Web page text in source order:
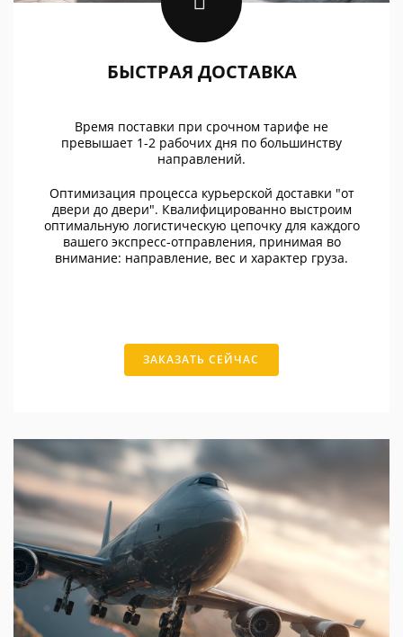
БЫСТРАЯ ДОСТАВКА
Время поставки при срочном тарифе не
превышает 1-2 рабочих дня по большинству
направлений.
Оптимизация процесса курьерской доставки "от
двери до двери". Квалифицированно выстроим
оптимальную логистическую цепочку для каждого
вашего экспресс-отправления, принимая во
внимание: направление, вес и характер груза.
ЗАКАЗАТЬ СЕЙЧАС